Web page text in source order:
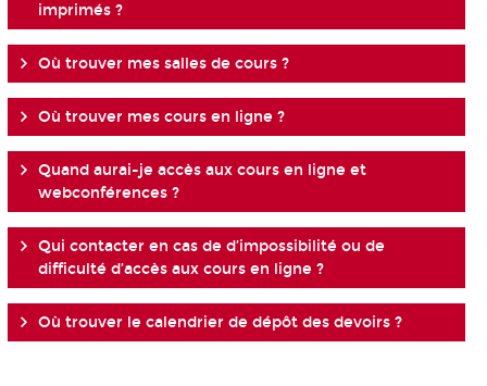
imprimés ?
Où trouver mes salles de cours ?
Où trouver mes cours en ligne ?
Quand aurai-je accès aux cours en ligne et
webconférences ?
Qui contacter en cas de d’impossibilité ou de
difficulté d’accès aux cours en ligne ?
Où trouver le calendrier de dépôt des devoirs ?